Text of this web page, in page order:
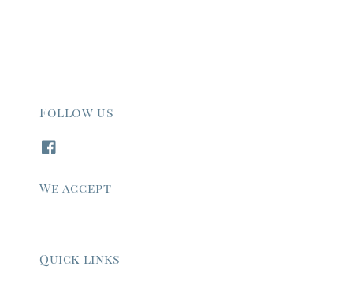
Follow us
We accept
Quick links